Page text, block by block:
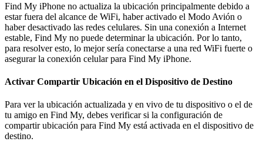
Find My iPhone no actualiza la ubicación principalmente debido a
estar fuera del alcance de WiFi, haber activado el Modo Avión o
haber desactivado las redes celulares. Sin una conexión a Internet
estable, Find My no puede determinar la ubicación. Por lo tanto,
para resolver esto, lo mejor sería conectarse a una red WiFi fuerte o
asegurar la conexión celular para Find My iPhone.
Activar Compartir Ubicación en el Dispositivo de Destino
Para ver la ubicación actualizada y en vivo de tu dispositivo o el de
tu amigo en Find My, debes verificar si la configuración de
compartir ubicación para Find My está activada en el dispositivo de
destino.